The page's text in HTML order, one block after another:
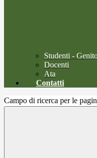
Studenti -
Docenti
Ata
Contatti
Campo di ricerca per le